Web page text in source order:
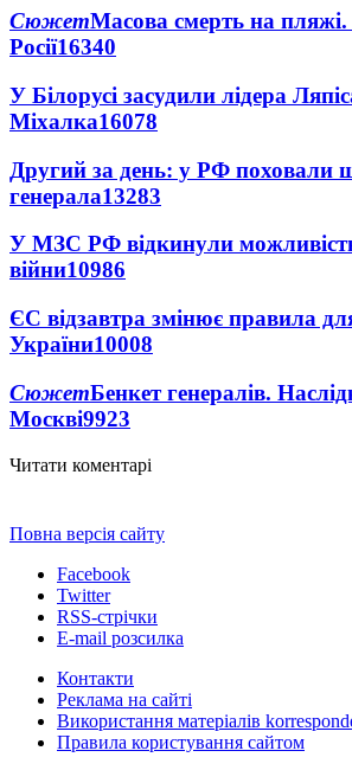
СюжетМасова смерть на
Росії16340
У Білорусі засудили лідера
Міхалка16078
Другий за день: у РФ поховали
генерала13283
У МЗС РФ відкинули
війни10986
ЄС відзавтра змінює правила
України10008
СюжетБенкет генералів.
Москві9923
Читати коментарі
Повна версія сайту
Facebook
Twitter
RSS-стрічки
E-mail розсилка
Контакти
Реклама на сайті
Використання матеріалів
Правила користування сайтом